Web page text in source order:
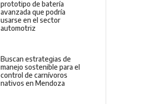
prototipo de batería
avanzada que podría
usarse en el sector
automotriz
Buscan estrategias de
manejo sostenible para el
control de carnívoros
nativos en Mendoza